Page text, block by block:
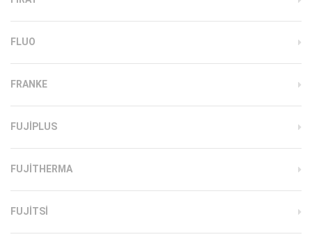
FLUO
FRANKE
FUJIPLUS
FUJITHERMA
FUJITSI